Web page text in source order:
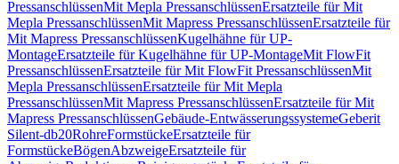
PressanschlüssenMit Mepla PressanschlüssenErsatzteile für Mit
Mepla PressanschlüssenMit Mapress PressanschlüssenErsatzteile für
Mit Mapress PressanschlüssenKugelhähne für UP-
MontageErsatzteile für Kugelhähne für UP-MontageMit FlowFit
PressanschlüssenErsatzteile für Mit FlowFit PressanschlüssenMit
Mepla PressanschlüssenErsatzteile für Mit Mepla
PressanschlüssenMit Mapress PressanschlüssenErsatzteile für Mit
Mapress PressanschlüssenGebäude-EntwässerungssystemeGeberit
Silent-db20RohreFormstückeErsatzteile für
FormstückeBögenAbzweigeErsatzteile für